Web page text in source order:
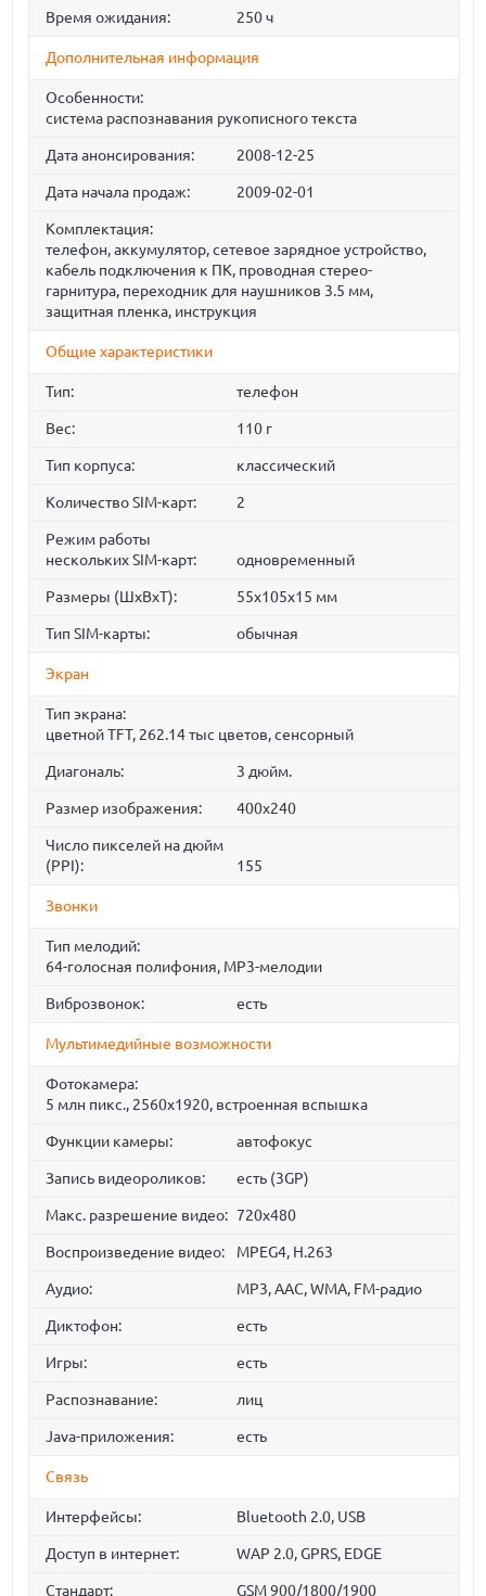
Время ожидания: 250 ч
Дополнительная информация
Особенности:
cистема распознавания рукописного текста
Дата анонсирования: 2008-12-25
Дата начала продаж: 2009-02-01
Комплектация:
телефон, аккумулятор, сетевое зарядное устройство,
кабель подключения к ПК, проводная стерео-
гарнитура, переходник для наушников 3.5 мм,
защитная пленка, инструкция
Общие характеристики
Тип: телефон
Вес: 110 г
Тип корпуса: классический
Количество SIM-карт: 2
Режим работы
нескольких SIM-карт:
одновременный
Размеры (ШxВxТ): 55x105x15 мм
Тип SIM-карты: обычная
Экран
Тип экрана:
цветной TFT, 262.14 тыс цветов, сенсорный
Диагональ: 3 дюйм.
Размер изображения: 400x240
Число пикселей на дюйм
(PPI):
155
Звонки
Тип мелодий:
64-голосная полифония, MP3-мелодии
Виброзвонок: есть
Мультимедийные возможности
Фотокамера:
5 млн пикс., 2560x1920, встроенная вспышка
Функции камеры: автофокус
Запись видеороликов: есть (3GP)
Макс. разрешение видео: 720x480
Воспроизведение видео: MPEG4, H.263
Аудио: MP3, AAC, WMA, FM-радио
Диктофон: есть
Игры: есть
Распознавание: лиц
Java-приложения: есть
Связь
Интерфейсы: Bluetooth 2.0, USB
Доступ в интернет: WAP 2.0, GPRS, EDGE
Стандарт: GSM 900/1800/1900